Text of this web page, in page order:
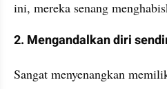
ini, mereka senang
2. Mengandalkan diri
Sangat menyenangkan